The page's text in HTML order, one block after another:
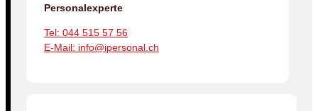
Personalexperte
Tel: 044 515 57 56
E-Mail: info@ipersonal.ch